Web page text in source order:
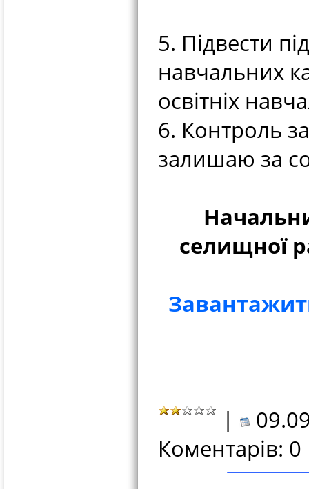
5. Підвести
навчальних
освітніх
6. Контроль
залишаю за
|
Коментарів: